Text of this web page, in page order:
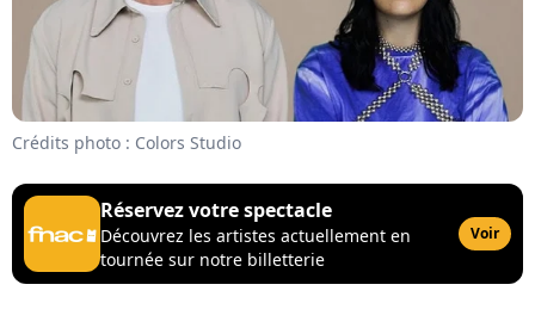
Crédits photo : Colors Studio
Réservez votre spectacle
Découvrez les artistes actuellement en
tournée sur notre billetterie
Voir